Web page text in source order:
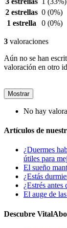
2 estrellas 0 (0%)
1 estrella
0 (0%)
3 valoraciones
Aún no se han
valoración en otro
Mostrar
No hay
Artículos de
¿Duermes
útiles para
El sueño
¿Estás
¿Estrés
El auge de
Descubre